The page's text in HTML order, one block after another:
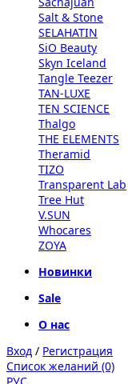
Salt & Stone
SELAHATIN
SiO Beauty
Skyn Iceland
Tangle Teezer
TAN-LUXE
TEN SCIENCE
Thalgo
THE ELEMENTS
Theramid
TIZO
Transparent Lab
Tree Hut
V.SUN
Whocares
ZOYA
Новинки
Sale
О нас
Вход / Регистрация
Список желаний (0)